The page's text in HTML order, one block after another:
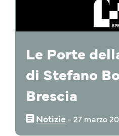
Le Porte
di Stefano
Brescia
Notizie ‒ 27 marzo